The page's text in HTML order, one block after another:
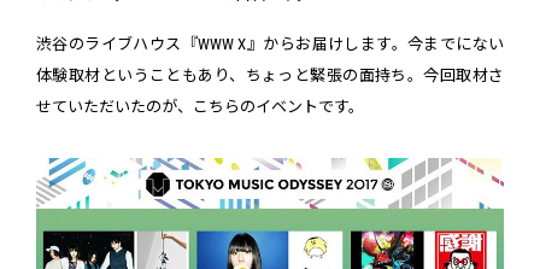
渋谷のライブハウス『WWW X』からお届けします。今までにない
体験取材ということもあり、ちょっと緊張の面持ち。今回取材さ
せていただいたのが、こちらのイベントです。